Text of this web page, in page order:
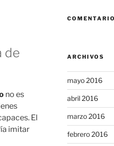
de
no es
El
imitar
ARCHIVOS
mayo 2016
abril 2016
marzo 2016
febrero 2016